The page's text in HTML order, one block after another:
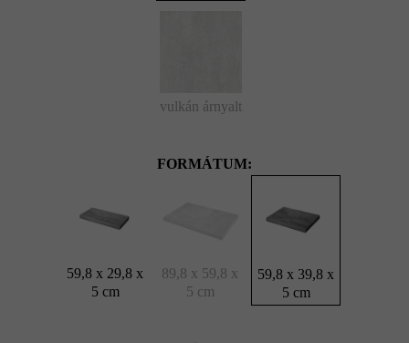
vulkán árnyalt
FORMÁTUM:
59,8 x 29,8 x
5 cm
89,8 x 59,8 x
5 cm
59,8 x 39,8 x
5 cm